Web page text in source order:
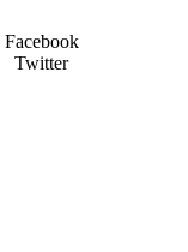
Facebook
Twitter